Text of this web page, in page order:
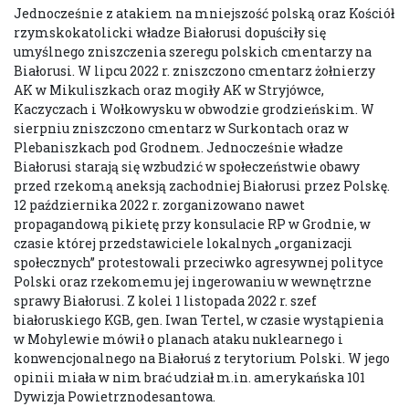
Jednocześnie z atakiem na mniejszość polską oraz Kościół
rzymskokatolicki władze Białorusi dopuściły się
umyślnego zniszczenia szeregu polskich cmentarzy na
Białorusi. W lipcu 2022 r. zniszczono cmentarz żołnierzy
AK w Mikuliszkach oraz mogiły AK w Stryjówce,
Kaczyczach i Wołkowysku w obwodzie grodzieńskim. W
sierpniu zniszczono cmentarz w Surkontach oraz w
Plebaniszkach pod Grodnem. Jednocześnie władze
Białorusi starają się wzbudzić w społeczeństwie obawy
przed rzekomą aneksją zachodniej Białorusi przez Polskę.
12 października 2022 r. zorganizowano nawet
propagandową pikietę przy konsulacie RP w Grodnie, w
czasie której przedstawiciele lokalnych „organizacji
społecznych” protestowali przeciwko agresywnej polityce
Polski oraz rzekomemu jej ingerowaniu w wewnętrzne
sprawy Białorusi. Z kolei 1 listopada 2022 r. szef
białoruskiego KGB, gen. Iwan Tertel, w czasie wystąpienia
w Mohylewie mówił o planach ataku nuklearnego i
konwencjonalnego na Białoruś z terytorium Polski. W jego
opinii miała w nim brać udział m.in. amerykańska 101
Dywizja Powietrznodesantowa.